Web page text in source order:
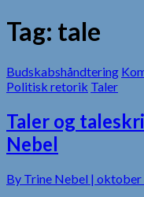
Tag: tale
Budskabshåndtering
Politisk retorik Taler
Taler og
Nebel
By Trine Nebel | oktober